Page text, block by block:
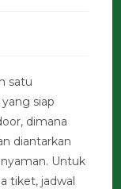
satu
siap
dimana
diantarkan
Untuk
tiket, jadwal